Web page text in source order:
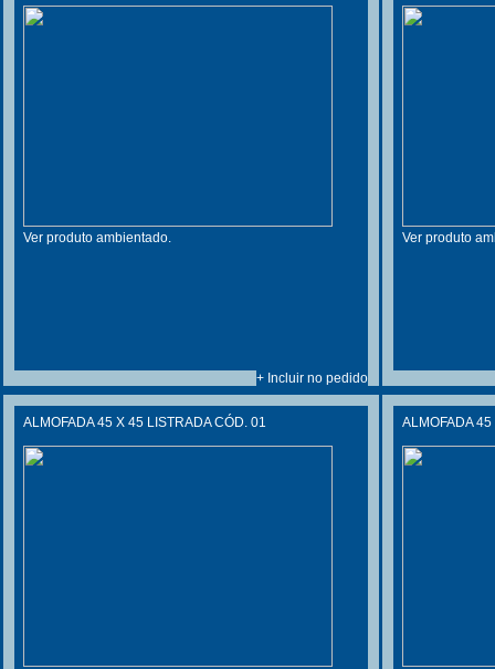
Ver produto ambientado.
+ Incluir no pedido
Ver produto
ALMOFADA 45 X 45 LISTRADA CÓD. 01 ALMOFADA